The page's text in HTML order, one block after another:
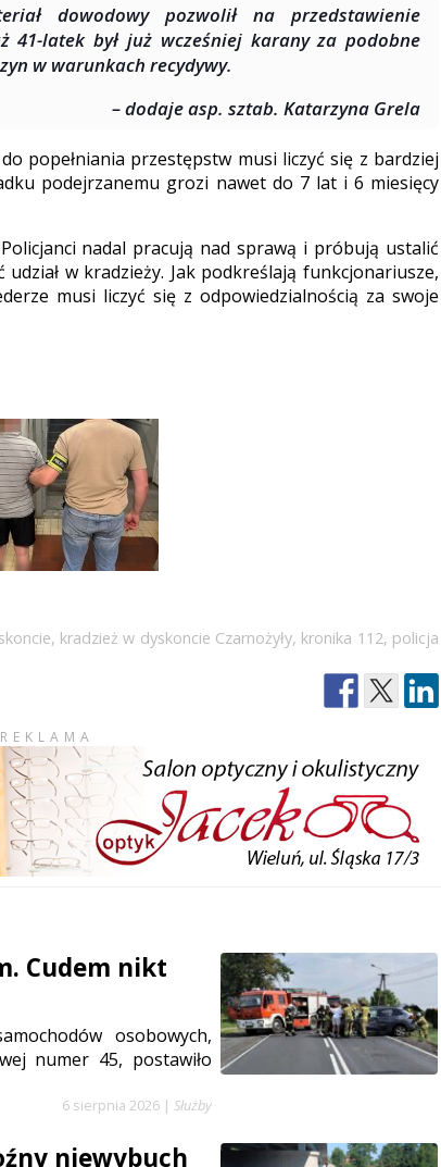
dowodowy pozwolił na przedstawienie
41-latek był już wcześniej karany za podobne
w warunkach recydywy.
– dodaje asp. sztab. Katarzyna Grela
popełniania przestępstw musi liczyć się z bardziej
podejrzanemu grozi nawet do 7 lat i 6 miesięcy
nadal pracują nad sprawą i próbują ustalić
w kradzieży. Jak podkreślają funkcjonariusze,
musi liczyć się z odpowiedzialnością za swoje
, kradzież w dyskoncie Czarnożyły, kronika 112, policja
REKLAMA
Cudem nikt
osobowych,
numer 45, postawiło
6 sierpnia 2026 | Służby
niewybuch